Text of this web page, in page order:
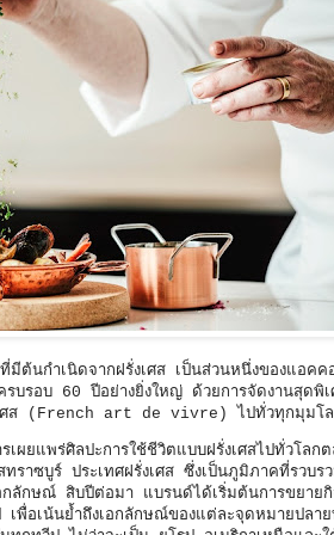
ต้นกำเนิดจากฝรั่งเศส เป็นส่วนหนึ่งของแ
บรอบ 60 ปีอย่างยิ่งใหญ่ ด้วยการจัดงานสุดพิ
งเศส (French art de vivre) ไปทั่วทุกมุมโ
ผยแพร่ศิลปะการใช้ชีวิตแบบฝรั่งเศสไปทั่วโล
ซบูร์ ประเทศฝรั่งเศส ซึ่งเป็นภูมิภาคที่รวบรว
ลักษณ์ สิบปีต่อมา แบรนด์ได้เริ่มต้นการขยายกิ
พื่อเน้นย้ำถึงเอกลักษณ์ของแต่ละจุดหมายปลา